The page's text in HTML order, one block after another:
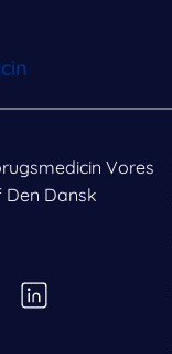
Vores
Dansk
at gemme eller tilgå